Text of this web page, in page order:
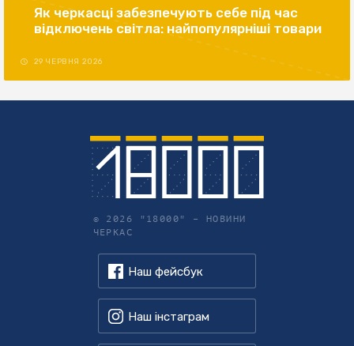
Як черкасці забезпечують себе під час
відключень світла: найпопулярніші товари
29 ЧЕРВНЯ 2026
© 2026 "18000" – НОВИНИ
ЧЕРКАС
Наш фейсбук
Наш інстаграм